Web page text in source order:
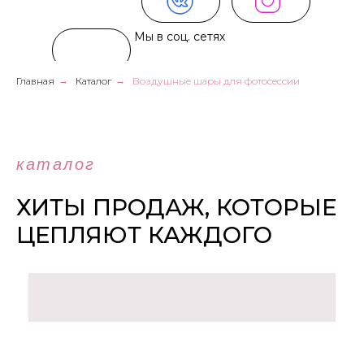
Мы в соц. сетях
Главная → Каталог → Воздушные шары для фотосессии
каталог
ХИТЫ ПРОДАЖ, КОТОРЫЕ
ЦЕПЛЯЮТ КАЖДОГО